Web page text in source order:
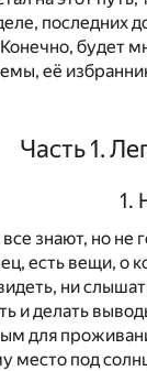
последних
будет
её
Часть 1.
1.
знают, но не
есть вещи, о
ни
и делать
для
место под